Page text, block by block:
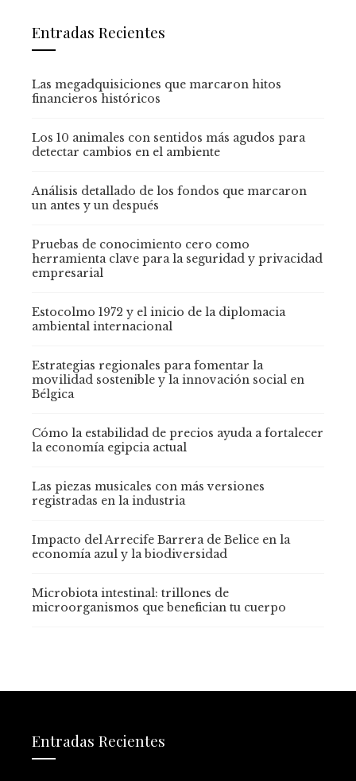
Entradas Recientes
Las megadquisiciones que marcaron hitos
financieros históricos
Los 10 animales con sentidos más agudos para
detectar cambios en el ambiente
Análisis detallado de los fondos que marcaron
un antes y un después
Pruebas de conocimiento cero como
herramienta clave para la seguridad y privacidad
empresarial
Estocolmo 1972 y el inicio de la diplomacia
ambiental internacional
Estrategias regionales para fomentar la
movilidad sostenible y la innovación social en
Bélgica
Cómo la estabilidad de precios ayuda a fortalecer
la economía egipcia actual
Las piezas musicales con más versiones
registradas en la industria
Impacto del Arrecife Barrera de Belice en la
economía azul y la biodiversidad
Microbiota intestinal: trillones de
microorganismos que benefician tu cuerpo
Entradas Recientes